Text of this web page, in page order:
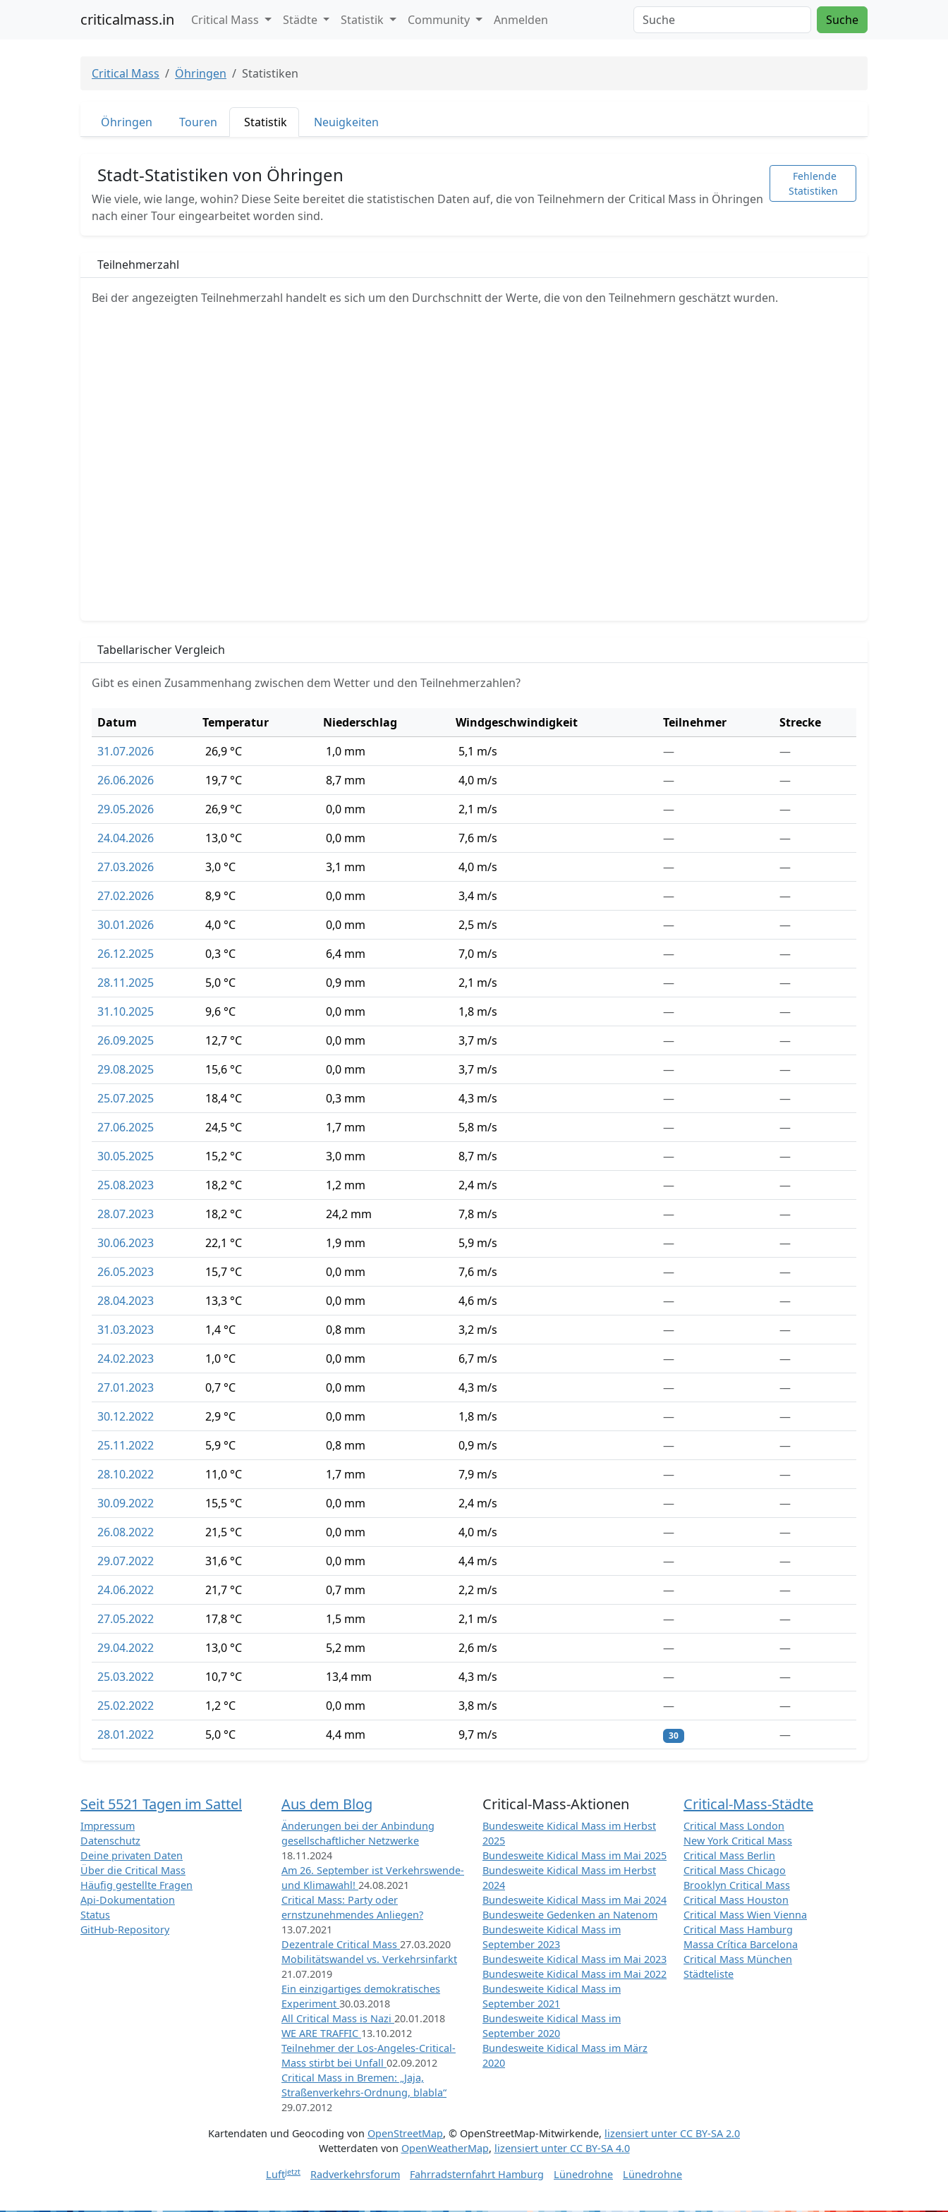
criticalmass.in Critical Mass Städte Statistik Community Anmelden Suche
Critical Mass Öhringen Statistiken
Öhringen Touren Statistik Neuigkeiten
Stadt-Statistiken von Öhringen
Wie viele, wie lange, wohin? Diese Seite bereitet die statistischen Daten auf, die von Teilnehmern der Critical Mass in Öhringen
nach einer Tour eingearbeitet worden sind.
Fehlende
Statistiken
Teilnehmerzahl
Bei der angezeigten Teilnehmerzahl handelt es sich um den Durchschnitt der Werte, die von den Teilnehmern geschätzt wurden.
Tabellarischer Vergleich
Gibt es einen Zusammenhang zwischen dem Wetter und den Teilnehmerzahlen?
Datum Temperatur Niederschlag Windgeschwindigkeit Teilnehmer
Strecke
31.07.2026
26,9 °C 1,0 mm 5,1 m/s —
—
26.06.2026
19,7 °C 8,7 mm 4,0 m/s —
—
29.05.2026
26,9 °C 0,0 mm 2,1 m/s —
—
24.04.2026
13,0 °C 0,0 mm 7,6 m/s —
—
27.03.2026
3,0 °C 3,1 mm 4,0 m/s —
—
27.02.2026
8,9 °C 0,0 mm 3,4 m/s —
—
30.01.2026
4,0 °C 0,0 mm 2,5 m/s —
—
26.12.2025
0,3 °C 6,4 mm 7,0 m/s —
—
28.11.2025
5,0 °C 0,9 mm 2,1 m/s —
—
31.10.2025
9,6 °C 0,0 mm 1,8 m/s —
—
26.09.2025
12,7 °C 0,0 mm 3,7 m/s —
—
29.08.2025
15,6 °C 0,0 mm 3,7 m/s —
—
25.07.2025
18,4 °C 0,3 mm 4,3 m/s —
—
27.06.2025
24,5 °C 1,7 mm 5,8 m/s —
—
30.05.2025
15,2 °C 3,0 mm 8,7 m/s —
—
25.08.2023
18,2 °C 1,2 mm 2,4 m/s —
—
28.07.2023
18,2 °C 24,2 mm 7,8 m/s —
—
30.06.2023
22,1 °C 1,9 mm 5,9 m/s —
—
26.05.2023
15,7 °C 0,0 mm 7,6 m/s —
—
28.04.2023
13,3 °C 0,0 mm 4,6 m/s —
—
31.03.2023
1,4 °C 0,8 mm 3,2 m/s —
—
24.02.2023
1,0 °C 0,0 mm 6,7 m/s —
—
27.01.2023
0,7 °C 0,0 mm 4,3 m/s —
—
30.12.2022
2,9 °C 0,0 mm 1,8 m/s —
—
25.11.2022
5,9 °C 0,8 mm 0,9 m/s —
—
28.10.2022
11,0 °C 1,7 mm 7,9 m/s —
—
30.09.2022
15,5 °C 0,0 mm 2,4 m/s —
—
26.08.2022
21,5 °C 0,0 mm 4,0 m/s —
—
29.07.2022
31,6 °C 0,0 mm 4,4 m/s —
—
24.06.2022
21,7 °C 0,7 mm 2,2 m/s —
—
27.05.2022
17,8 °C 1,5 mm 2,1 m/s —
—
29.04.2022
13,0 °C 5,2 mm 2,6 m/s —
—
25.03.2022
10,7 °C 13,4 mm 4,3 m/s —
—
25.02.2022
1,2 °C 0,0 mm 3,8 m/s —
—
28.01.2022
5,0 °C 4,4 mm 9,7 m/s 30 —
Seit 5521 Tagen im Sattel
Impressum
Datenschutz
Deine privaten Daten
Über die Critical Mass
Häufig gestellte Fragen
Api-Dokumentation
Status
GitHub-Repository
Aus dem Blog
Änderungen bei der Anbindung
gesellschaftlicher Netzwerke
18.11.2024
Am 26. September ist Verkehrswende-
und Klimawahl! 24.08.2021
Critical Mass: Party oder
ernstzunehmendes Anliegen?
13.07.2021
Dezentrale Critical Mass 27.03.2020
Mobilitätswandel vs. Verkehrsinfarkt
21.07.2019
Ein einzigartiges demokratisches
Experiment 30.03.2018
All Critical Mass is Nazi 20.01.2018
WE ARE TRAFFIC 13.10.2012
Teilnehmer der Los-Angeles-Critical-
Mass stirbt bei Unfall 02.09.2012
Critical Mass in Bremen: „Jaja,
Straßenverkehrs-Ordnung, blabla“
29.07.2012
Critical-Mass-Aktionen
Bundesweite Kidical Mass im Herbst
2025
Bundesweite Kidical Mass im Mai 2025
Bundesweite Kidical Mass im Herbst
2024
Bundesweite Kidical Mass im Mai 2024
Bundesweite Gedenken an Natenom
Bundesweite Kidical Mass im
September 2023
Bundesweite Kidical Mass im Mai 2023
Bundesweite Kidical Mass im Mai 2022
Bundesweite Kidical Mass im
September 2021
Bundesweite Kidical Mass im
September 2020
Bundesweite Kidical Mass im März
2020
Critical-Mass-Städte
Critical Mass London
New York Critical Mass
Critical Mass Berlin
Critical Mass Chicago
Brooklyn Critical Mass
Critical Mass Houston
Critical Mass Wien Vienna
Critical Mass Hamburg
Massa Crítica Barcelona
Critical Mass München
Städteliste
Kartendaten und Geocoding von OpenStreetMap, © OpenStreetMap-Mitwirkende, lizensiert unter CC BY-SA 2.0
Wetterdaten von OpenWeatherMap, lizensiert unter CC BY-SA 4.0
Luftjetzt Radverkehrsforum Fahrradsternfahrt Hamburg Lünedrohne Lünedrohne